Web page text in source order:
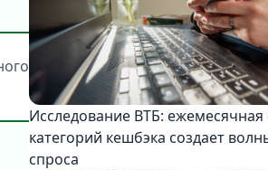
Исследование ВТБ: ежемесячная
категорий кешбэка создает
спроса